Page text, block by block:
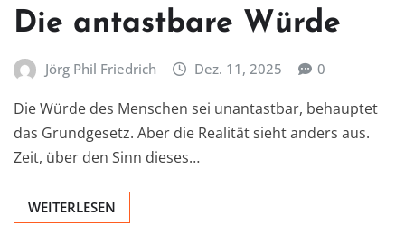
Die antastbare Würde
Jörg Phil Friedrich Dez. 11, 2025 0
Die Würde des Menschen sei unantastbar, behauptet
das Grundgesetz. Aber die Realität sieht anders aus.
Zeit, über den Sinn dieses…
WEITERLESEN